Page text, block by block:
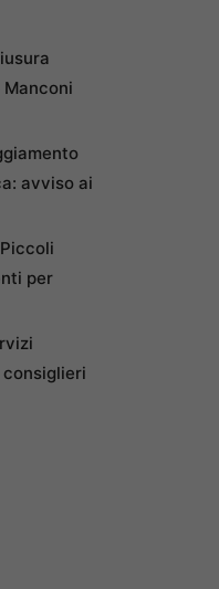
avviso ai
per
consiglieri